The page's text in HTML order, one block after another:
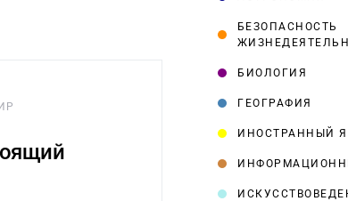
БЕЗОПАСНОСТЬ
БИОЛОГИЯ
ГЕОГРАФИЯ
ИНОСТРАННЫЙ